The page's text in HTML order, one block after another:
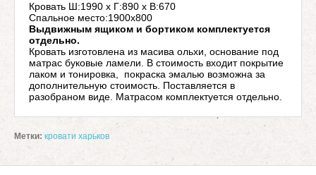
Кровать Ш:1990 х Г:890 х В:670
Спальное место:1900х800
Выдвижным ящиком и бортиком комплектуется
отдельно.
Кровать изготовлена из масива ольхи, основание под
матрас буковые ламели. В стоимость входит покрытие
лаком и тонировка, покраска эмалью возможна за
дополнительную стоимость. Поставляется в
разобраном виде. Матрасом комплектуется отдельно.
Метки: кровати харьков